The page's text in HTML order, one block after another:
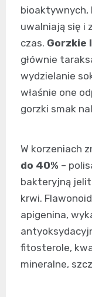
bioaktywnych,
uwalniają się i
czas. Gorzkie
głównie
wydzielanie
właśnie one
gorzki smak
W korzeniach
do 40% –
bakteryjną jelit
krwi.
apigenina,
fitosterole,
mineralne,